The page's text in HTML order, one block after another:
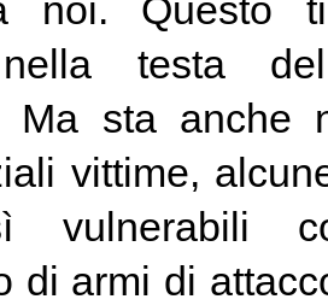
noi. Questo
testa
Ma sta anche
vittime,
vulnerabili
di armi di